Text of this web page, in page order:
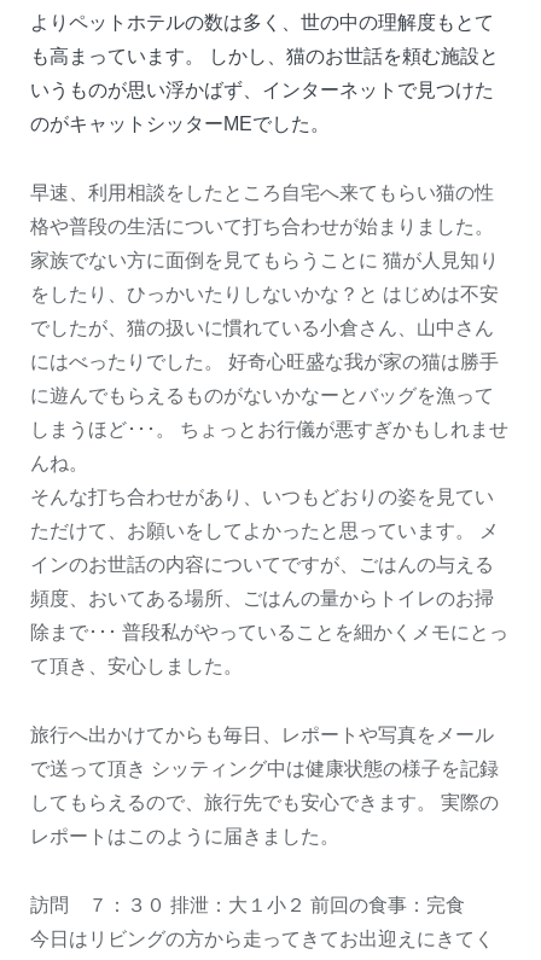
よりペットホテルの数は多く、世の中の理解度もとて
も高まっています。 しかし、猫のお世話を頼む施設と
いうものが思い浮かばず、インターネットで見つけた
のがキャットシッターMEでした。
早速、利用相談をしたところ自宅へ来てもらい猫の性
格や普段の生活について打ち合わせが始まりました。
家族でない方に面倒を見てもらうことに 猫が人見知り
をしたり、ひっかいたりしないかな？と はじめは不安
でしたが、猫の扱いに慣れている小倉さん、山中さん
にはべったりでした。 好奇心旺盛な我が家の猫は勝手
に遊んでもらえるものがないかなーとバッグを漁って
しまうほど･･･。 ちょっとお行儀が悪すぎかもしれませ
んね。
そんな打ち合わせがあり、いつもどおりの姿を見てい
ただけて、お願いをしてよかったと思っています。 メ
インのお世話の内容についてですが、ごはんの与える
頻度、おいてある場所、ごはんの量からトイレのお掃
除まで･･･ 普段私がやっていることを細かくメモにとっ
て頂き、安心しました。
旅行へ出かけてからも毎日、レポートや写真をメール
で送って頂き シッティング中は健康状態の様子を記録
してもらえるので、旅行先でも安心できます。 実際の
レポートはこのように届きました。
訪問 ７：３０ 排泄：大１小２ 前回の食事：完食
今日はリビングの方から走ってきてお出迎えにきてく